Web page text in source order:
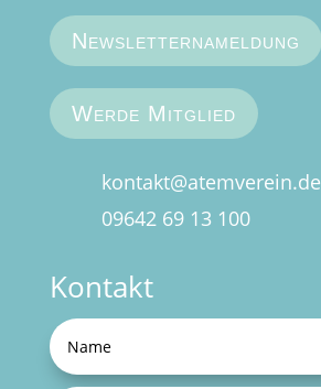
Newsletternameldung
Werde Mitglied
kontakt@atemverein.de
09642 69 13 100
Kontakt